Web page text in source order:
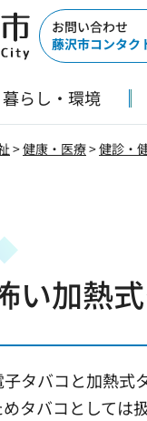
お問い合わせ
藤沢市コンタク
暮らし・環境
>健康・医療>健診・
い加熱
タバコと加熱式
タバコとしては